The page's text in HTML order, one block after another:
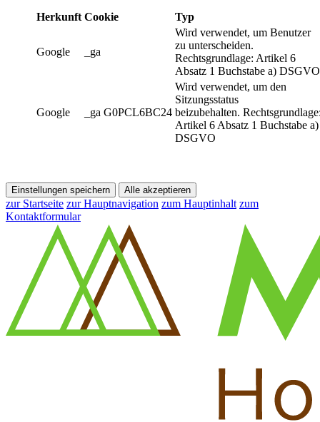
Herkunft Cookie Typ
Google _ga
Wird verwendet, um Benutzer
zu unterscheiden.
Rechtsgrundlage: Artikel 6
Absatz 1 Buchstabe a) DSGVO
Google _ga G0PCL6BC24
Wird verwendet, um den
Sitzungsstatus
beizubehalten.
Artikel 6 Absatz 1 Buchstabe a)
DSGVO
Einstellungen speichern Alle akzeptieren
zur Startseite zur Hauptnavigation zum Hauptinhalt zum
Kontaktformular